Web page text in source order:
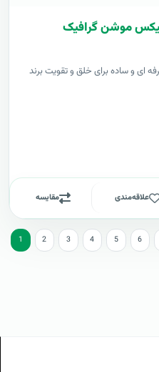
ای و ساده برای خلق و تقویت برند
علاقه‌مندی مقایسه
1 2 3 4 5 6